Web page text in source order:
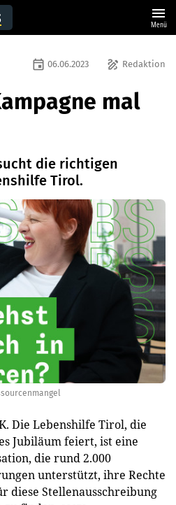
menu
Menü
draw Redaktion
event 06.06.2023
mal
die richtigen
Tirol.
Die Lebenshilfe Tirol, die
Jubiläum feiert, ist eine
die rund 2.000
unterstützt, ihre Rechte
diese Stellenausschreibung